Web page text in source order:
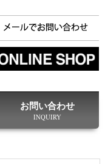
お問い合わせ
INQUIRY